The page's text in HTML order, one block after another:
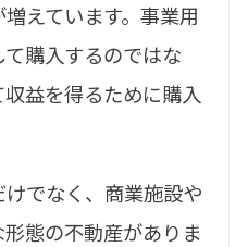
えています。事業用
購入するのではな
益を得るために購入
でなく、商業施設や
態の不動産がありま